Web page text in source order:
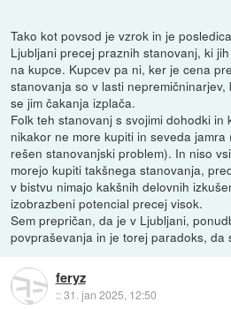
Tako kot povsod je vzrok in je
Ljubljani precej praznih stanovanj, ki
na kupce. Kupcev pa ni, ker je cena
stanovanja so v lasti
se jim čakanja izplača.
Folk teh stanovanj s svojimi dohodki in
nikakor ne more kupiti in seveda
rešen stanovanjski problem). In niso
morejo kupiti takšnega stanovanja,
v bistvu nimajo kakšnih delovnih
izobrazbeni potencial precej visok.
Sem prepričan, da je v Ljubljani,
povpraševanja in je torej paradoks, da
feryz
::31. jan 2025, 12:50